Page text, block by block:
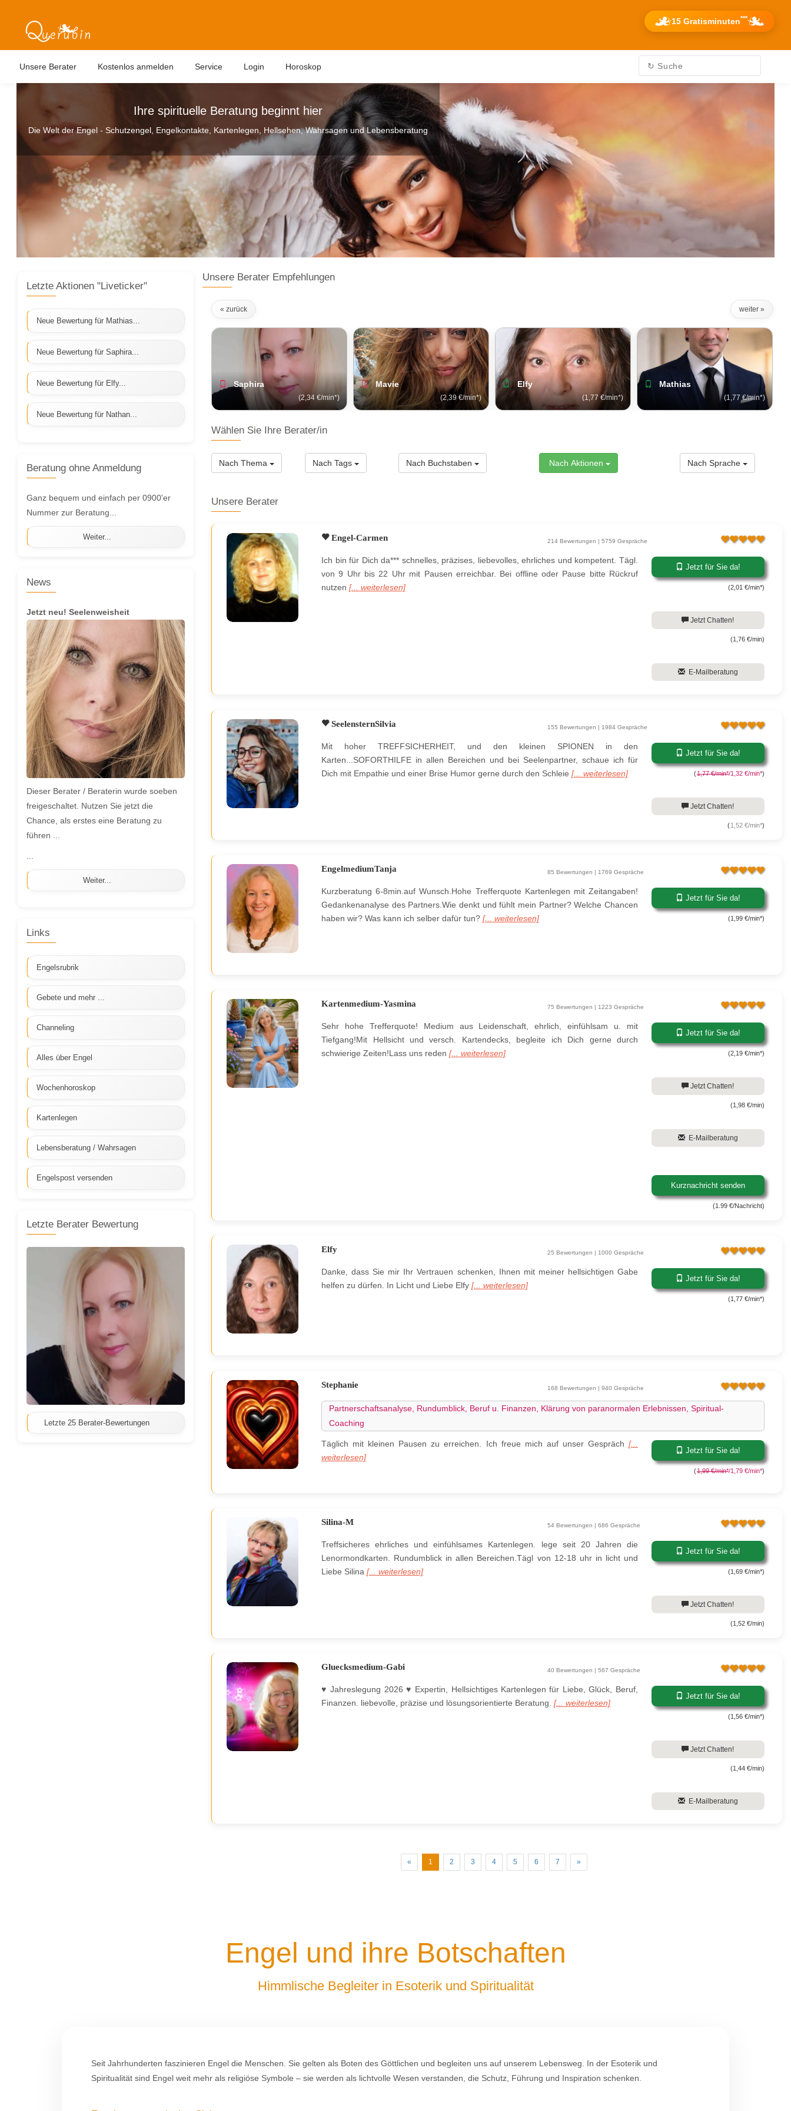
15 Gratisminuten***
Unsere Berater Kostenlos anmelden Service Login Horoskop
Ihre spirituelle Beratung beginnt hier
Die Welt der Engel - Schutzengel, Engelkontakte, Kartenlegen, Hellsehen, Wahrsagen und Lebensberatung
Letzte Aktionen "Liveticker"
Neue Bewertung für Mathias...
Neue Bewertung für Saphira...
Neue Bewertung für Elfy...
Neue Bewertung für Nathan...
Beratung ohne Anmeldung
Ganz bequem und einfach per 0900'er
Nummer zur Beratung...
Weiter...
News
Jetzt neu! Seelenweisheit
Dieser Berater / Beraterin wurde soeben
freigeschaltet. Nutzen Sie jetzt die
Chance, als erstes eine Beratung zu
führen ...
Weiter...
Links
Engelsrubrik
Gebete und mehr ...
Channeling
Alles über Engel
Wochenhoroskop
Kartenlegen
Lebensberatung / Wahrsagen
Engelspost versenden
Letzte Berater Bewertung
Letzte 25 Berater-Bewertungen
Unsere Berater Empfehlungen
« zurück weiter »
Saphira
(2,34 €/min*)
Mavie
(2,39 €/min*)
Elfy
(1,77 €/min*)
Mathias
(1,77 €/min*)
Wählen Sie Ihre Berater/in
Nach Thema Nach Tags Nach Buchstaben Nach Aktionen Nach Sprache
Unsere Berater
Engel-Carmen 214 Bewertungen | 5759 Gespräche
Ich bin für Dich da*** schnelles, präzises, liebevolles, ehrliches und kompetent. Tägl.
von 9 Uhr bis 22 Uhr mit Pausen erreichbar. Bei offline oder Pause bitte Rückruf
nutzen[... weiterlesen]
Jetzt für Sie da!
(2,01 €/min*)
Jetzt Chatten!
(1,76 €/min)
E-Mailberatung
SeelensternSilvia 155 Bewertungen | 1984 Gespräche
Mit hoher TREFFSICHERHEIT, und den kleinen SPIONEN in den
Karten...SOFORTHILFE in allen Bereichen und bei Seelenpartner, schaue ich für
Dich mit Empathie und einer Brise Humor gerne durch den Schleie[... weiterlesen]
Jetzt für Sie da!
(1,77 €/min*/1,32 €/min*)
Jetzt Chatten!
(1,52 €/min*)
EngelmediumTanja 85 Bewertungen | 1769 Gespräche
Kurzberatung 6-8min.auf Wunsch.Hohe Trefferquote Kartenlegen mit Zeitangaben!
Gedankenanalyse des Partners.Wie denkt und fühlt mein Partner? Welche Chancen
haben wir? Was kann ich selber dafür tun?[... weiterlesen]
Jetzt für Sie da!
(1,99 €/min*)
Kartenmedium-Yasmina 75 Bewertungen | 1223 Gespräche
Sehr hohe Trefferquote! Medium aus Leidenschaft, ehrlich, einfühlsam u. mit
Tiefgang!Mit Hellsicht und versch. Kartendecks, begleite ich Dich gerne durch
schwierige Zeiten!Lass uns reden[... weiterlesen]
Jetzt für Sie da!
(2,19 €/min*)
Jetzt Chatten!
(1,98 €/min)
E-Mailberatung
Kurznachricht senden
(1.99 €/Nachricht)
Elfy 25 Bewertungen | 1000 Gespräche
Danke, dass Sie mir Ihr Vertrauen schenken, Ihnen mit meiner hellsichtigen Gabe
helfen zu dürfen. In Licht und Liebe Elfy[... weiterlesen]
Jetzt für Sie da!
(1,77 €/min*)
Stephanie 168 Bewertungen | 940 Gespräche
Partnerschaftsanalyse, Rundumblick, Beruf u. Finanzen, Klärung von paranormalen Erlebnissen, Spiritual-
Coaching
Täglich mit kleinen Pausen zu erreichen. Ich freue mich auf unser Gespräch [...
weiterlesen]
Jetzt für Sie da!
(1,99 €/min*/1,79 €/min*)
Silina-M 54 Bewertungen | 686 Gespräche
Treffsicheres ehrliches und einfühlsames Kartenlegen. lege seit 20 Jahren die
Lenormondkarten. Rundumblick in allen Bereichen.Tägl von 12-18 uhr in licht und
Liebe Silina[... weiterlesen]
Jetzt für Sie da!
(1,69 €/min*)
Jetzt Chatten!
(1,52 €/min)
Gluecksmedium-Gabi 40 Bewertungen | 567 Gespräche
♥ Jahreslegung 2026 ♥ Expertin, Hellsichtiges Kartenlegen für Liebe, Glück, Beruf,
Finanzen. liebevolle, präzise und lösungsorientierte Beratung.[... weiterlesen]
Jetzt für Sie da!
(1,56 €/min*)
Jetzt Chatten!
(1,44 €/min)
E-Mailberatung
« zurück1 2 3 4 5 6 7 »weiter
Engel und ihre Botschaften
Himmlische Begleiter in Esoterik und Spiritualität
Seit Jahrhunderten faszinieren Engel die Menschen. Sie gelten als Boten des Göttlichen und begleiten uns auf unserem Lebensweg. In der Esoterik und
Spiritualität sind Engel weit mehr als religiöse Symbole – sie werden als lichtvolle Wesen verstanden, die Schutz, Führung und Inspiration schenken.